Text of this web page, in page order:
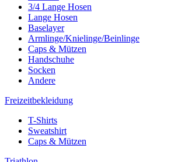
3/4 Lange Hosen
Lange Hosen
Baselayer
Armlinge/Knielinge/Beinlinge
Caps & Mützen
Handschuhe
Socken
Andere
Freizeitbekleidung
T-Shirts
Sweatshirt
Caps & Mützen